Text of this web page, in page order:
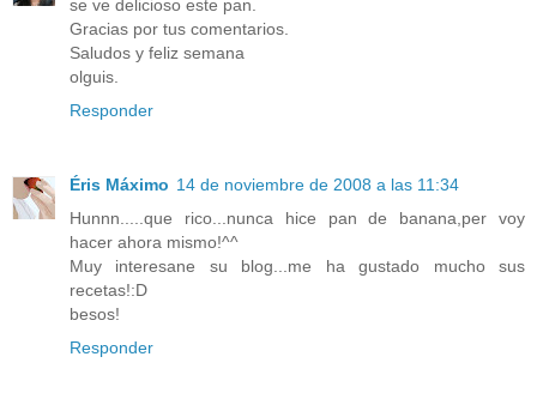
se ve delicioso este pan.
Gracias por tus comentarios.
Saludos y feliz semana
olguis.
Responder
Éris Máximo 14 de noviembre de 2008 a las 11:34
Hunnn.....que rico...nunca hice pan de banana,per voy
hacer ahora mismo!^^
Muy interesane su blog...me ha gustado mucho sus
recetas!:D
besos!
Responder